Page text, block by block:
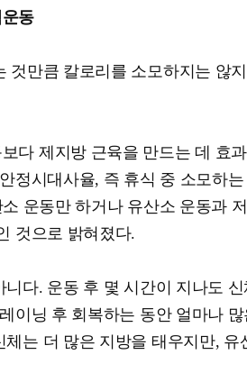
동
만큼 칼로리를 소모하지는 않
다 제지방 근육을 만드는 데 효
정시대사율, 즉 휴식 중 소모하
운동만 하거나 유산소 운동과
것으로 밝혀졌다.
다. 운동 후 몇 시간이 지나도
이닝 후 회복하는 동안 얼마나
는 더 많은 지방을 태우지만, 유